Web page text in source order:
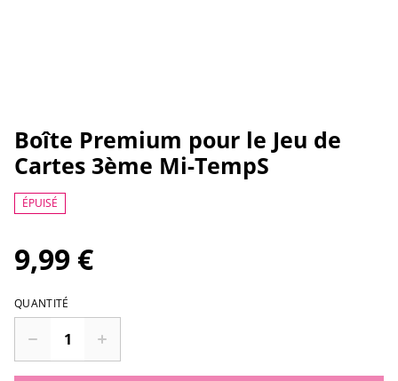
Boîte Premium pour le Jeu de
Cartes 3ème Mi-TempS
ÉPUISÉ
9,99 €
QUANTITÉ